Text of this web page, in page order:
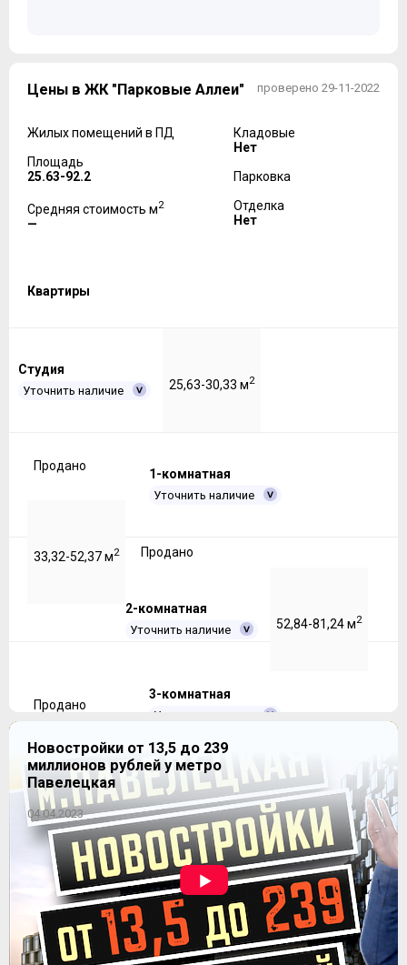
проверено 29-11-2022
Цены в ЖК "Парковые Аллеи"
Жилых помещений в ПД
Площадь
25.63-92.2
Средняя стоимость м2
—
Кладовые
Нет
Парковка
Отделка
Нет
Квартиры
Студия
Уточнить наличие 25,63-30,33 м2
Продано
1-комнатная
Уточнить наличие
33,32-52,37 м2 Продано
2-комнатная
Уточнить наличие 52,84-81,24 м2
Продано
3-комнатная
Уточнить наличие
83-92,2 м2 Продано
ЖК "Парковые Аллеи"
Новостройки от 13,5 до 239
миллионов рублей у метро
Павелецкая
04.04.2023